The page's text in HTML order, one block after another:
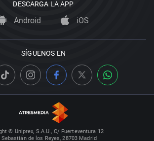
DESCARGA LA APP
Android iOS
SÍGUENOS EN
© Uniprex, S.A.U., C/ Fuerteventura 12
Sebastián de los Reyes, 28703 Madrid